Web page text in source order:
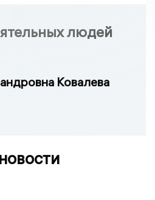
людей
Ковалева